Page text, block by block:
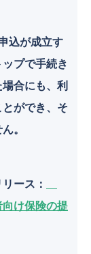
込が成立す
プで手続き
合にも、利
ができ、そ
。
ース：
向け保険の提